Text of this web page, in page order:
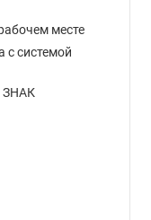
месте
системой
ЗНАК